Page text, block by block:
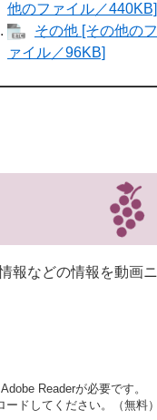
他のファイル／440KB]
その他 [その他のフ
ァイル／96KB]
報などの情報を動画ニ
Readerが必要です。
ドしてください。（無料）